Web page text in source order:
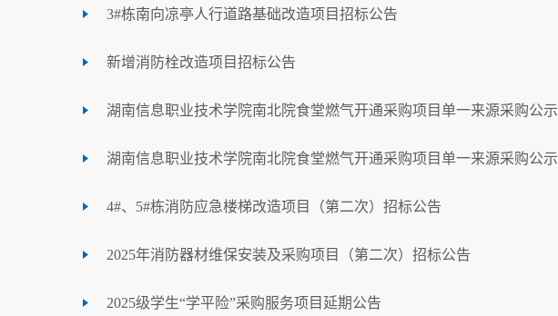
3#栋南向凉亭人行道路基础改造项目招标公告
新增消防栓改造项目招标公告
湖南信息职业技术学院南北院食堂燃气开通采购项目单一来源采购公示
湖南信息职业技术学院南北院食堂燃气开通采购项目单一来源采购公示
4#、5#栋消防应急楼梯改造项目（第二次）招标公告
2025年消防器材维保安装及采购项目（第二次）招标公告
2025级学生“学平险”采购服务项目延期公告